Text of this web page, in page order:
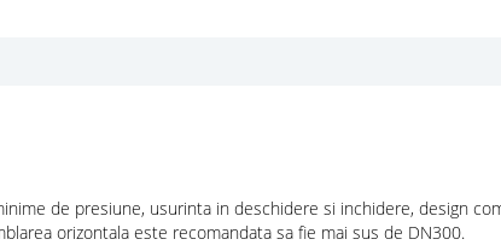
de presiune, usurinta in deschidere si inchidere, design
orizontala este recomandata sa fie mai sus de DN300.